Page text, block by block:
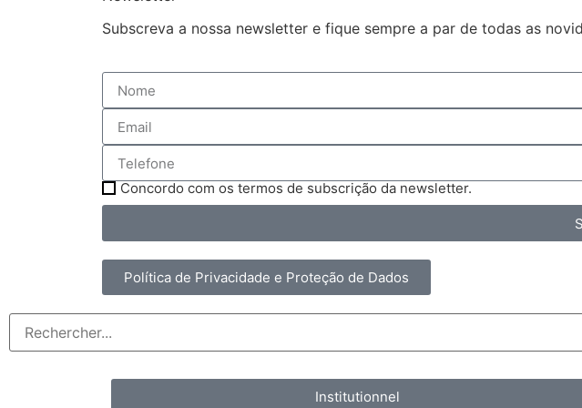
Subscreva a nossa newsletter e fique sempre a par de todas as
Concordo com os termos de subscrição da newsletter.
Política de Privacidade e Proteção de Dados
Institutionnel